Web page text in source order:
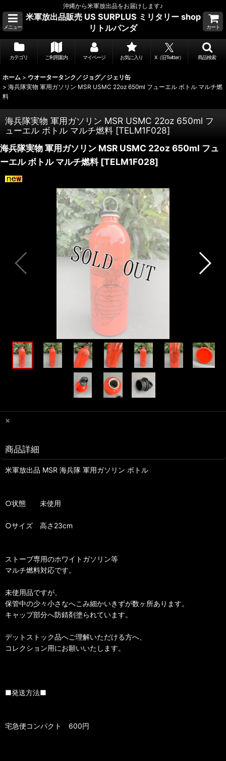
沖縄から米軍放出品をお届けします♪
メニュー
米軍放出品販売 US SURPLUS ミリタリー shop
リトルパンダ
カート
カテゴリ ご利用案内 マイページ お気に入り X（旧Twitter） 商品検索
ホーム > ウオータータンク／ジョグ／ジェリ缶
> 海兵隊実物 軍用ガソリン MSR USMC 22oz 650ml フューエル ボトル マルチ燃
料
海兵隊実物 軍用ガソリン MSR USMC 22oz 650ml フ
ューエル ボトル マルチ燃料 [TELM1F028]
海兵隊実物 軍用ガソリン MSR USMC 22oz 650ml フュ
ーエル ボトル マルチ燃料[TELM1F028]
×
商品詳細
米軍放出品 MSR 海兵隊 軍用ガソリン ボトル
○状態 未使用
○サイズ 高さ23cm
ストーブ専用のホワイトガソリン等
マルチ燃料対応です。
未使用品ですが、
保管中の少々小さなへこみ細かいきずが数ヶ所あります。
キャップ部分へ防錆剤塗られています。
デットストック品へご理解いただける方へ、
コレクション用にお願いいたします。
■発送方法■
宅急便コンパクト 600円